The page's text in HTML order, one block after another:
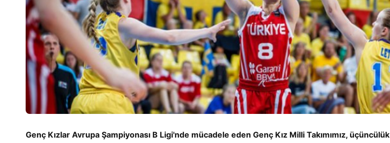
Genç Kızlar Avrupa Şampiyonası B Ligi'nde mücadele eden Genç Kız Milli Takımımız, üçüncülük